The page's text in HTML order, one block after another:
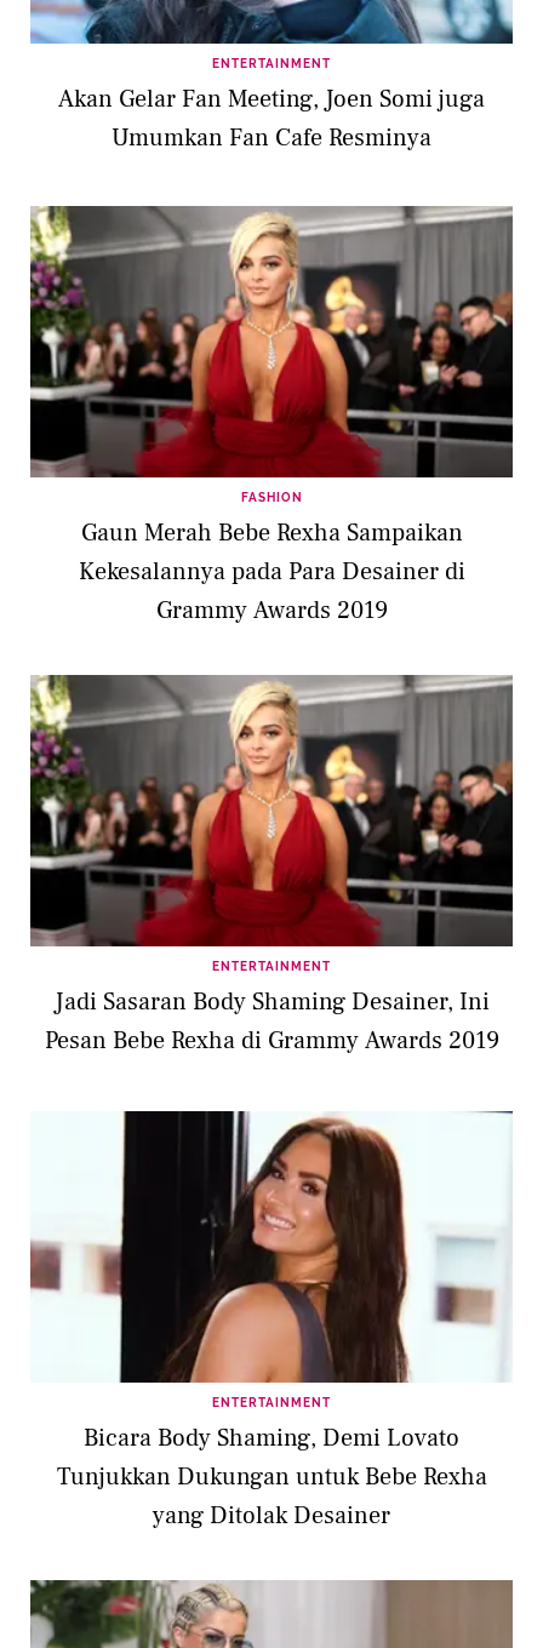
ENTERTAINMENT
Akan Gelar Fan Meeting, Joen Somi juga
Umumkan Fan Cafe Resminya
FASHION
Gaun Merah Bebe Rexha Sampaikan
Kekesalannya pada Para Desainer di
Grammy Awards 2019
ENTERTAINMENT
Jadi Sasaran Body Shaming Desainer, Ini
Pesan Bebe Rexha di Grammy Awards 2019
ENTERTAINMENT
Bicara Body Shaming, Demi Lovato
Tunjukkan Dukungan untuk Bebe Rexha
yang Ditolak Desainer